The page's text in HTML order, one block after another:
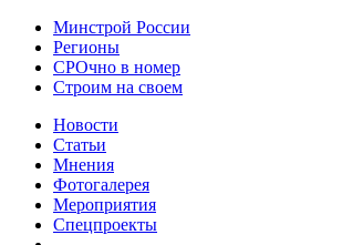
Минстрой России
Регионы
СРОчно в номер
Строим на своем
Новости
Статьи
Мнения
Фотогалерея
Мероприятия
Спецпроекты